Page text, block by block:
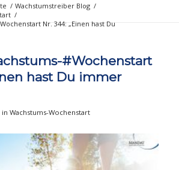
/ Wachstumstreiber Blog /
/
Nr. 344: „Einen hast Du
#Wochenstart
hast Du immer
in Wachstums-Wochenstart